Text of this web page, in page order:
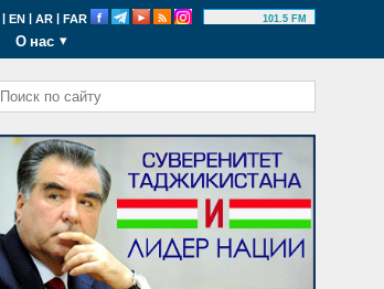
| EN | AR | FAR 101.5 FM
О нас